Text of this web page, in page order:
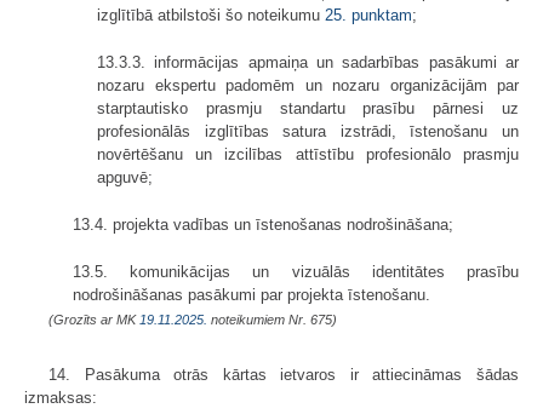
izglītībā atbilstoši šo noteikumu 25. punktam;
13.3.3. informācijas apmaiņa un sadarbības pasākumi ar
nozaru ekspertu padomēm un nozaru organizācijām par
starptautisko prasmju standartu prasību pārnesi uz
profesionālās izglītības satura izstrādi, īstenošanu un
novērtēšanu un izcilības attīstību profesionālo prasmju
apguvē;
13.4. projekta vadības un īstenošanas nodrošināšana;
13.5. komunikācijas un vizuālās identitātes prasību
nodrošināšanas pasākumi par projekta īstenošanu.
(Grozīts ar MK 19.11.2025. noteikumiem Nr. 675)
14. Pasākuma otrās kārtas ietvaros ir attiecināmas šādas
izmaksas: